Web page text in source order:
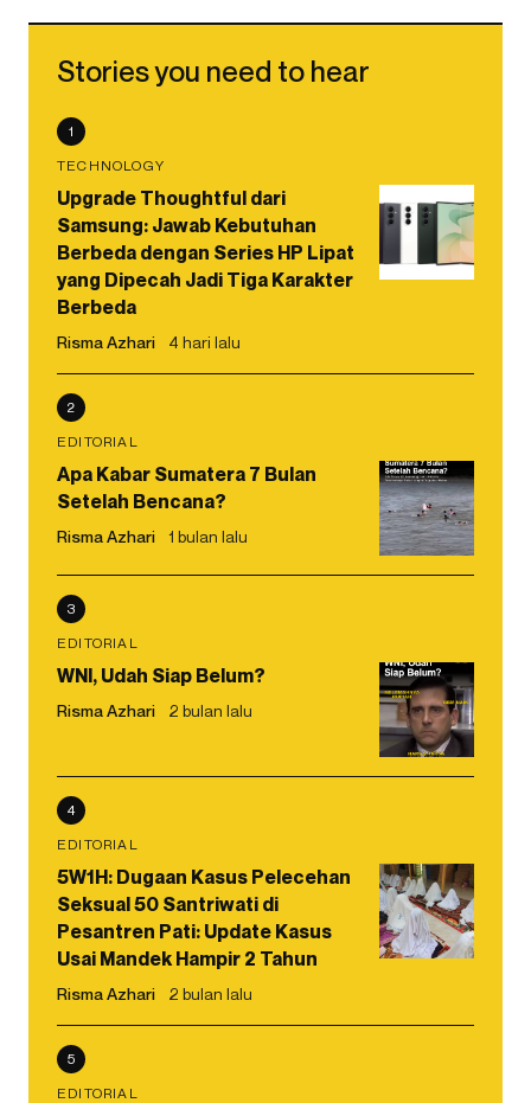
Stories you need to hear
1
TECHNOLOGY
Upgrade Thoughtful dari
Samsung: Jawab Kebutuhan
Berbeda dengan Series HP Lipat
yang Dipecah Jadi Tiga Karakter
Berbeda
Risma Azhari 4 hari lalu
2
EDITORIAL
Apa Kabar Sumatera 7 Bulan
Setelah Bencana?
Risma Azhari 1 bulan lalu
3
EDITORIAL
WNI, Udah Siap Belum?
Risma Azhari 2 bulan lalu
4
EDITORIAL
5W1H: Dugaan Kasus Pelecehan
Seksual 50 Santriwati di
Pesantren Pati: Update Kasus
Usai Mandek Hampir 2 Tahun
Risma Azhari 2 bulan lalu
5
EDITORIAL